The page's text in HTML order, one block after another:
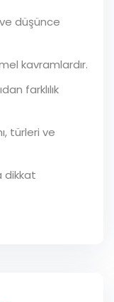
düşünce
kavramlardır.
farklılık
türleri ve
dikkat